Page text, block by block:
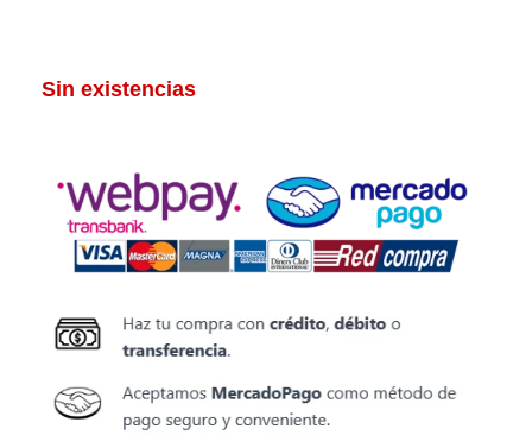
Sin existencias